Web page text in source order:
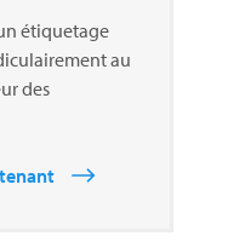
étiquetage
au
des